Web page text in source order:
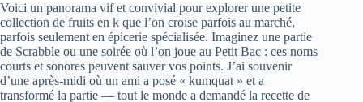
Voici un panorama vif et convivial pour explorer une petite
collection de fruits en k que l’on croise parfois au marché,
parfois seulement en épicerie spécialisée. Imaginez une partie
de Scrabble ou une soirée où l’on joue au Petit Bac : ces noms
courts et sonores peuvent sauver vos points. J’ai souvenir
d’une après‑midi où un ami a posé « kumquat » et a
transformé la partie — tout le monde a demandé la recette de